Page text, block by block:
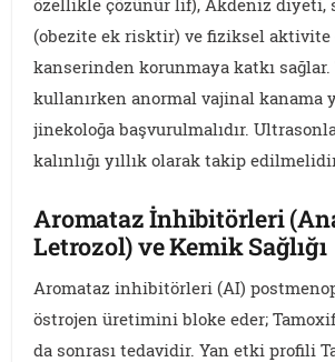
özellikle çözünür lif), Akdeniz diyeti,
(obezite ek risktir) ve fiziksel
kanserinden korunmaya katkı
kullanırken anormal vajinal kanama
jinekoloğa başvurulmalıdır.
kalınlığı yıllık olarak takip
Aromataz İnhibitörleri
Letrozol) ve Kemik Sağlığı
Aromataz inhibitörleri (AI)
östrojen üretimini bloke eder;
da sonrası tedavidir. Yan etki profili